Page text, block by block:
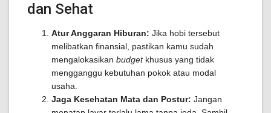
dan Sehat
Atur Anggaran Hiburan: Jika hobi tersebut
melibatkan finansial, pastikan kamu sudah
mengalokasikan budgetkhusus yang tidak
mengganggu kebutuhan pokok atau modal
usaha.
Jaga Kesehatan Mata dan Postur: Jangan